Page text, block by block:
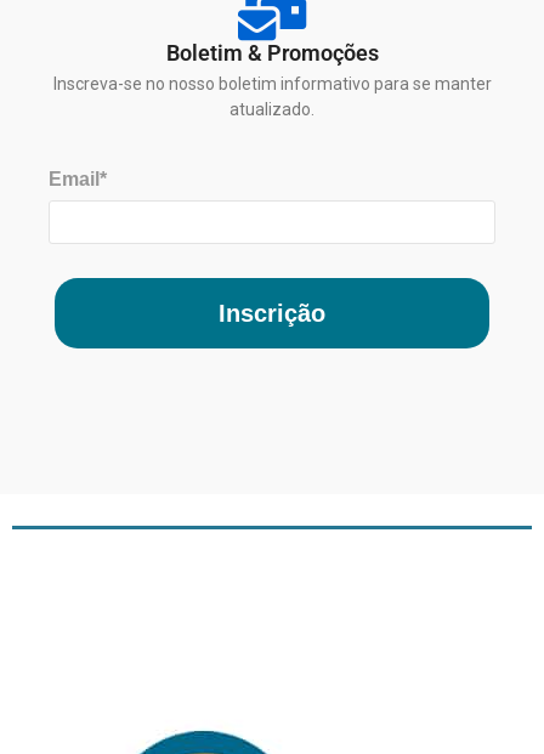
Boletim & Promoções
Inscreva-se no nosso boletim informativo para se manter
atualizado.
Email*
Inscrição